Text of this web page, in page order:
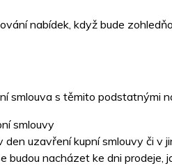
nabídek, když bude
smlouva s těmito podstatnými
smlouvy
uzavření kupní smlouvy či
budou nacházet ke dni prodeje,